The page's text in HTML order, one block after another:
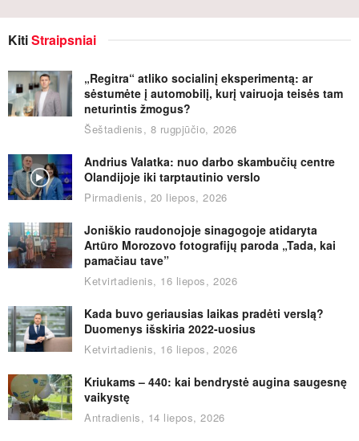
KitiStraipsniai
„Regitra“ atliko socialinį eksperimentą: ar
sėstumėte į automobilį, kurį vairuoja teisės tam
neturintis žmogus?
Šeštadienis, 8 rugpjūčio, 2026
Andrius Valatka: nuo darbo skambučių centre
Olandijoje iki tarptautinio verslo
Pirmadienis, 20 liepos, 2026
Joniškio raudonojoje sinagogoje atidaryta
Artūro Morozovo fotografijų paroda „Tada, kai
pamačiau tave”
Ketvirtadienis, 16 liepos, 2026
Kada buvo geriausias laikas pradėti verslą?
Duomenys išskiria 2022-uosius
Ketvirtadienis, 16 liepos, 2026
Kriukams – 440: kai bendrystė augina saugesnę
vaikystę
Antradienis, 14 liepos, 2026